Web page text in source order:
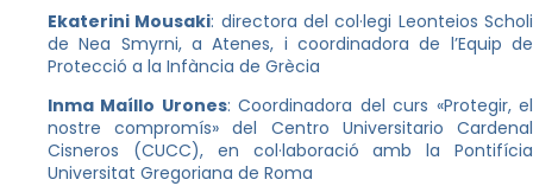
Ekaterini Mousaki: directora del col·legi Leonteios Scholi
de Nea Smyrni, a Atenes, i coordinadora de l’Equip de
Protecció a la Infància de Grècia
Inma Maíllo Urones: Coordinadora del curs «Protegir, el
nostre compromís» del Centro Universitario Cardenal
Cisneros (CUCC), en col·laboració amb la Pontifícia
Universitat Gregoriana de Roma